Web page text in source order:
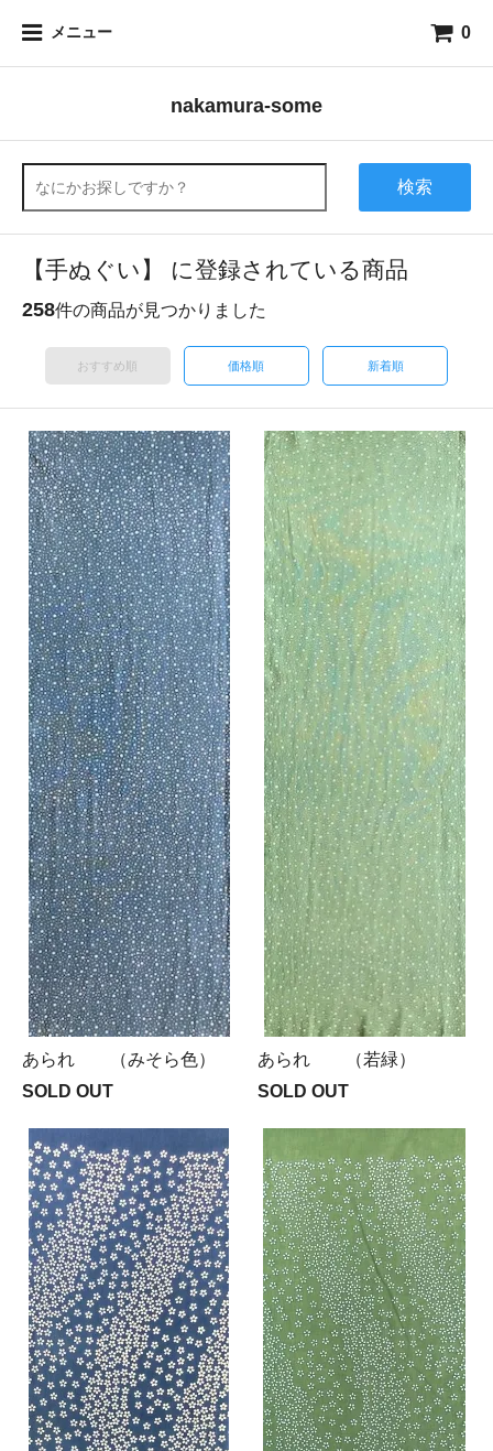
メニュー 0
nakamura-some
検索
【手ぬぐい】 に登録されている商品
258件の商品が見つかりました
おすすめ順 価格順 新着順
あられ （みそら色）
SOLD OUT
あられ （若緑）
SOLD OUT